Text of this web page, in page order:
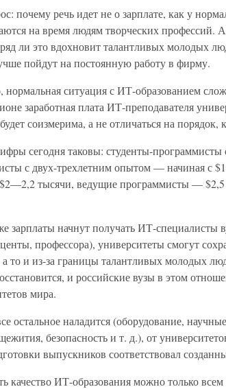
почему речь идет не о зарплате, как у
на время людям творческих профессий. А
ли это вдохновит талантливых молодых
пойдут на постоянную работу в фирму.
ситуация с ИТ-образованием
заработная плата ИТ-преподавателя
соизмерима, а не отличаться на порядок,
сегодня таковы: студенты-
с двух-трехлетним опытом — начиная с
тысячи, ведущие программисты —
зарплаты начнут получать ИТ-специалисты
профессора), университеты смогут
то и из-за границы талантливых молодых
и российские вузы в этом
мира.
остальное наладится (оборудование,
безопасность и т. д.), от
выпускников соответствовал
качество ИТ-образования можно только